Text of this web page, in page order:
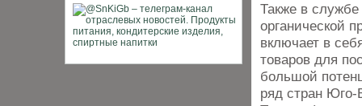
Также в
органической
включает в
товаров для
большой
ряд стран